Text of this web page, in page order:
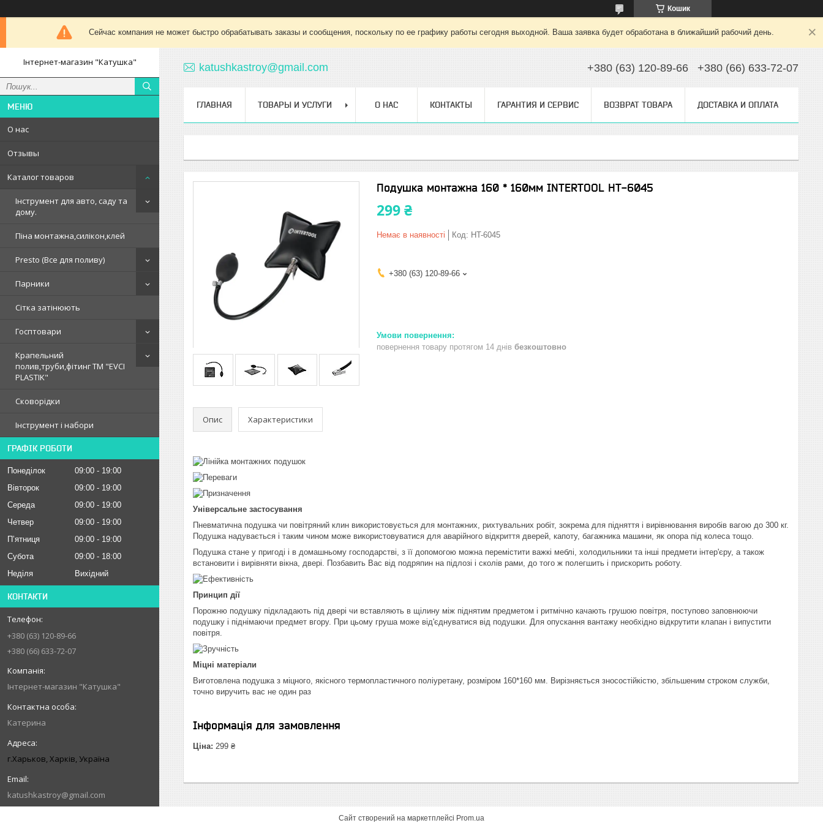
Кошик
Сейчас компания не может быстро обрабатывать заказы и сообщения, поскольку по ее графику работы сегодня выходной. Ваша заявка будет обработана в ближайший рабочий день.
Інтернет-магазин "Катушка"
О нас
Отзывы
Каталог товаров
Інструмент для авто, саду та
дому.
Піна монтажна,силікон,клей
Presto (Все для поливу)
Парники
Сітка затінюють
Госптовари
Крапельний
полив,труби,фітинг ТМ "EVCI
PLASTIK"
Сковорідки
Інструмент і набори
ГРАФІК РОБОТИ
Понеділок 09:00
19:00
Вівторок
09:00
19:00
Середа
09:00
19:00
Четвер
09:00
19:00
Пʼятниця
09:00
19:00
Субота
09:00
18:00
Неділя
Вихідний
КОНТАКТИ
+380 (63) 120-89-66
+380 (66) 633-72-07
Інтернет-магазин "Катушка"
Катерина
г.Харьков, Харків, Україна
katushkastroy@gmail.com
katushkastroy@gmail.com +380 (63) 120-89-66 +380 (66) 633-72-07
ГЛАВНАЯ ТОВАРЫ И УСЛУГИ О НАС КОНТАКТЫ ГАРАНТИЯ И СЕРВИС ВОЗВРАТ ТОВАРА ДОСТАВКА И ОПЛАТА
Подушка монтажна 160 * 160мм INTERTOOL HT-6045
299 ₴
Немає в наявності Код: HT-6045
+380 (63) 120-89-66
повернення товару протягом 14 днів безкоштовно
Опис Характеристики
Універсальне застосування
Пневматична подушка чи повітряний клин використовується для монтажних, рихтувальних робіт, зокрема для підняття і вирівнювання виробів вагою до 300 кг.
Подушка надувається і таким чином може використовуватися для аварійного відкриття дверей, капоту, багажника машини, як опора під колеса тощо.
Подушка стане у пригоді і в домашньому господарстві, з її допомогою можна перемістити важкі меблі, холодильники та інші предмети інтер'єру, а також
встановити і вирівняти вікна, двері. Позбавить Вас від подряпин на підлозі і сколів рами, до того ж полегшить і прискорить роботу.
Принцип дії
Порожню подушку підкладають під двері чи вставляють в щілину між піднятим предметом і ритмічно качають грушою повітря, поступово заповнюючи
подушку і піднімаючи предмет вгору. При цьому груша може від'єднуватися від подушки. Для опускання вантажу необхідно відкрутити клапан і випустити
повітря.
Міцні матеріали
Виготовлена подушка з міцного, якісного термопластичного поліуретану, розміром 160*160 мм. Вирізняється зносостійкістю, збільшеним строком служби,
точно виручить вас не один раз
Інформація для замовлення
Ціна: 299 ₴
Сайт створений на маркетплейсі Prom.ua